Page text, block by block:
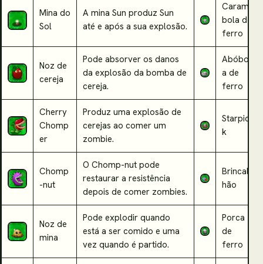
Mina do
Sol
A mina Sun produz Sun
até e após a sua explosão.
Caram
bola de
ferro
Noz de
cereja
Pode absorver os danos
da explosão da bomba de
cereja.
Abóbor
a de
ferro
Cherry
Chomp
er
Produz uma explosão de
cerejas ao comer um
zombie.
Starpic
k
Chomp
-nut
O Chomp-nut pode
restaurar a resistência
depois de comer zombies.
Brincal
hão
Noz de
mina
Pode explodir quando
está a ser comido e uma
vez quando é partido.
Porca
de
ferro